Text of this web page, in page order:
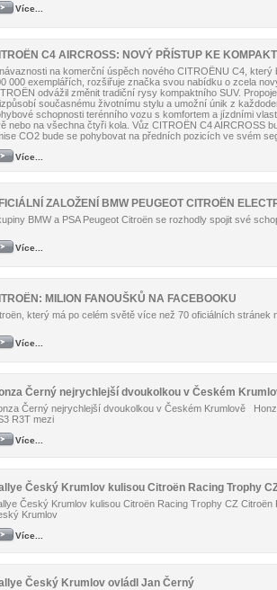
Více...
C4 AIRCROSS: NOVÝ PŘÍSTUP KE
na komerční úspěch nového CITROËNU C4,
000 exemplářích, rozšiřuje značka svou nabídku o zcela
odvážil změnit tradiční rysy kompaktního SUV.
současnému životnímu stylu a umožní únik z
schopnosti terénního vozu s komfortem a jízdními
nebo na všechna čtyři kola. Vůz CITROËN C4 AIRCROSS
CO2 bude se pohybovat na předních pozicích ve svém
Více...
ZALOŽENÍ BMW PEUGEOT CITROËN
BMW a PSA Peugeot Citroën se rozhodly spojit své
Více...
MILION FANOUŠKŮ NA FACEBOOKU
který má po celém světě více než 70 oficiálních
Více...
Černý nejrychlejší dvoukolkou v Českém
Černý nejrychlejší dvoukolkou v Českém Krumlově
R3T mezi
Více...
Český Krumlov kulisou Citroën Racing Trophy
Český Krumlov kulisou Citroën Racing Trophy CZ
Krumlov
Více...
Český Krumlov ovládl Jan Černý